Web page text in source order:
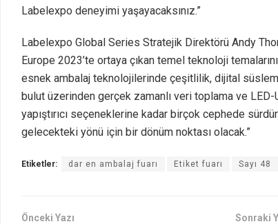
Labelexpo deneyimi yaşayacaksınız.”
Labelexpo Global Series Stratejik Direktörü Andy
Europe 2023’te ortaya çıkan temel teknoloji
esnek ambalaj teknolojilerinde çeşitlilik, dijital
bulut üzerinden gerçek zamanlı veri toplama ve
yapıştırıcı seçeneklerine kadar birçok cephede
gelecekteki yönü için bir dönüm noktası olacak.”
Etiketler: dar en ambalaj fuarı Etiket fuarı Sayı 48
Önceki Yazı Sonraki